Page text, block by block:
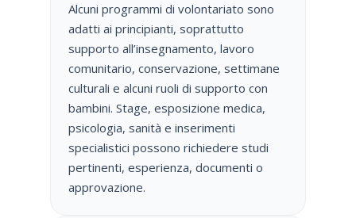
Alcuni programmi di volontariato sono
adatti ai principianti, soprattutto
supporto all’insegnamento, lavoro
comunitario, conservazione, settimane
culturali e alcuni ruoli di supporto con
bambini. Stage, esposizione medica,
psicologia, sanità e inserimenti
specialistici possono richiedere studi
pertinenti, esperienza, documenti o
approvazione.